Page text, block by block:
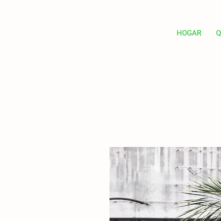
HOGAR